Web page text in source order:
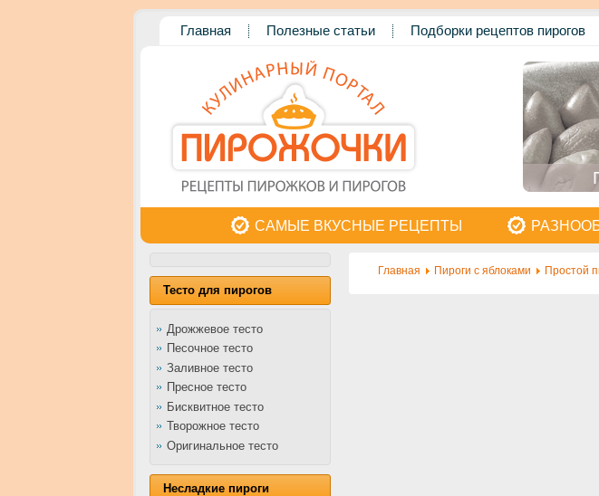
Главная Полезные статьи Подборки рецептов пирогов
САМЫЕ ВКУСНЫЕ РЕЦЕПТЫ
Тесто для пирогов
Дрожжевое тесто
Песочное тесто
Заливное тесто
Пресное тесто
Бисквитное тесто
Творожное тесто
Оригинальное тесто
Несладкие пироги
Главная Пироги с яблоками Простой